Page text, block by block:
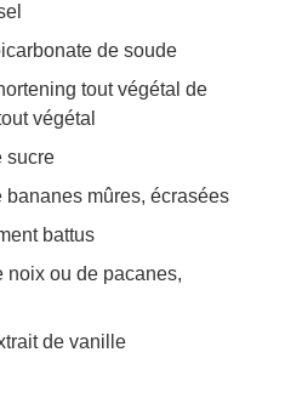
de soude
tout végétal de
végétal
sucre
bananes mûres, écrasées
battus
noix ou de pacanes,
de vanille